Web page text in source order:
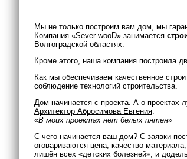
Мы не только построим вам дом, мы
Компания «Sever-wooD» занимается
Волгоградской областях.
Кроме этого, наша компания построила
Как мы обеспечиваем качественное
соблюдение технологий строительства.
Дом начинается с проекта. А о проектах
Архитектор Абросимова Евгения:
«В моих проектах нет белых пятен»
С чего начинается ваш дом? С заявки
оговариваются цена, качество
лишён всех «детских болезней», и